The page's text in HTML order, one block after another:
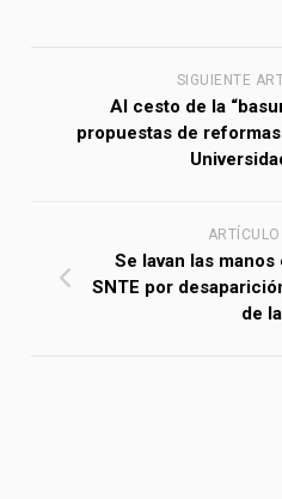
SIGUIENTE
Al cesto de la
propuestas de
Se lavan las
SNTE por
de